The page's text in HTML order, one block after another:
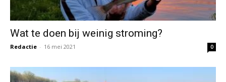
Wat te doen bij weinig stroming?
Redactie - 16 mei 2021 0